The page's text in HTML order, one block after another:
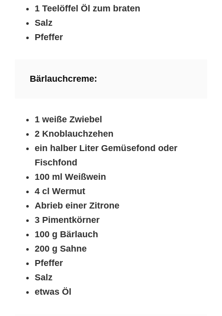
1 Teelöffel Öl zum braten
Salz
Pfeffer
Bärlauchcreme:
1 weiße Zwiebel
2 Knoblauchzehen
ein halber Liter Gemüsefond oder
Fischfond
100 ml Weißwein
4 cl Wermut
Abrieb einer Zitrone
3 Pimentkörner
100 g Bärlauch
200 g Sahne
Pfeffer
Salz
etwas Öl